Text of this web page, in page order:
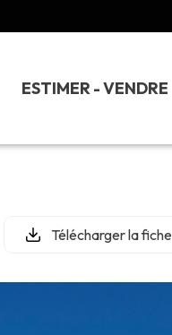
ESTIMER - VENDRE
Télécharger la fiche